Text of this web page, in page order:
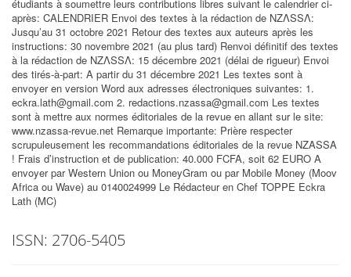
étudiants à soumettre leurs contributions libres suivant le calendrier ci-
après: CALENDRIER Envoi des textes à la rédaction de NZΛSSΛ:
Jusqu’au 31 octobre 2021 Retour des textes aux auteurs après les
instructions: 30 novembre 2021 (au plus tard) Renvoi définitif des textes
à la rédaction de NZΛSSΛ: 15 décembre 2021 (délai de rigueur) Envoi
des tirés-à-part: A partir du 31 décembre 2021 Les textes sont à
envoyer en version Word aux adresses électroniques suivantes: 1.
eckra.lath@gmail.com 2. redactions.nzassa@gmail.com Les textes
sont à mettre aux normes éditoriales de la revue en allant sur le site:
www.nzassa-revue.net Remarque importante: Prière respecter
scrupuleusement les recommandations éditoriales de la revue NZASSA
! Frais d’instruction et de publication: 40.000 FCFA, soit 62 EURO A
envoyer par Western Union ou MoneyGram ou par Mobile Money (Moov
Africa ou Wave) au 0140024999 Le Rédacteur en Chef TOPPE Eckra
Lath (MC)
ISSN: 2706-5405